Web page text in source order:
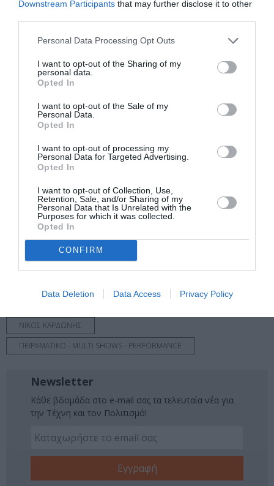
Downstream Participants that may further disclose it to other
Personal Data Processing Opt Outs
I want to opt-out of the Sharing of my
personal data.
Opted In
I want to opt-out of the Sale of my
Personal Data.
Opted In
I want to opt-out of processing my
Personal Data for Targeted Advertising.
Opted In
I want to opt-out of Collection, Use,
Retention, Sale, and/or Sharing of my
Personal Data that Is Unrelated with the
Purposes for which it was collected.
Opted In
CONFIRM
Data Deletion Data Access Privacy Policy
Μουσείο Μπενάκη, Πειραιώς 138, Αθήνα
Eισιτήρια:
€ 8 (ενήλικες), € 5 (παιδικό/ εφηβικό)
Πληροφορίες / Κρατήσεις:
Τηλ: 210 345 3111 |
Ακολουθήστε το Culturenow.gr στοGoogle News
Δείτε όλα τατελευταία νέαγια την Τέχνη και τον
Πολιτισμό στοCulturenow.gr
Νέοι Διαγωνισμοί
ΝΙΚΟΣ ΚΑΡΔΩΝΗΣ
ΠΕΙΡΑΜΑΤΙΚΟ - MULTI SHOWS - PERFORMANCE
Newsletter
Κάθε βδομάδα στο e-mail σας τα τελευταία νέα για
την Τέχνη και τον Πολιτισμό!